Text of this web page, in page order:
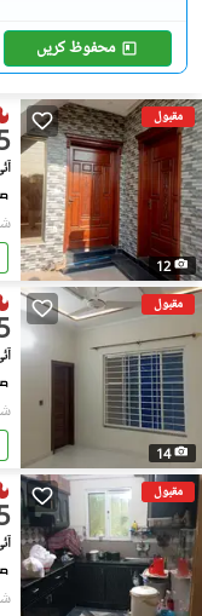
محفوظ کریں
مقبول
12
آئی 11/
مقبول
14
آئی 11/
مقبول
آئی ۔